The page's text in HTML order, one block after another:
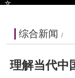
文
综合新闻 /
理解当代中